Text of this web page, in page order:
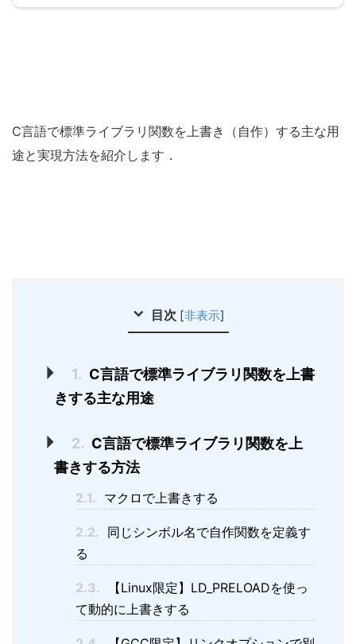
C言語で標準ライブラリ関数を上書き（自作）する主な用
途と実現方法を紹介します．
目次 [非表示]
1. C言語で標準ライブラリ関数を上書
きする主な用途
2. C言語で標準ライブラリ関数を上
書きする方法
2.1. マクロで上書きする
2.2. 同じシンボル名で自作関数を定義す
る
2.3.
【Linux限定】LD_PRELOADを使っ
て動的に上書きする